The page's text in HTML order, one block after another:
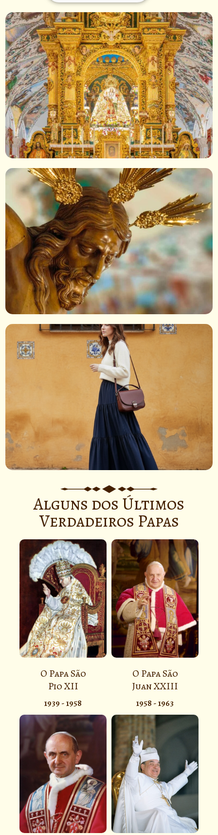
Informações Para Visitantes ›
Principais Peregrinações ›
Normas Palmarianas De Vestir
Alguns dos Últimos
Verdadeiros Papas
O Papa São
Pio XII
1939 - 1958
O Papa São
Juan XXIII
1958 - 1963